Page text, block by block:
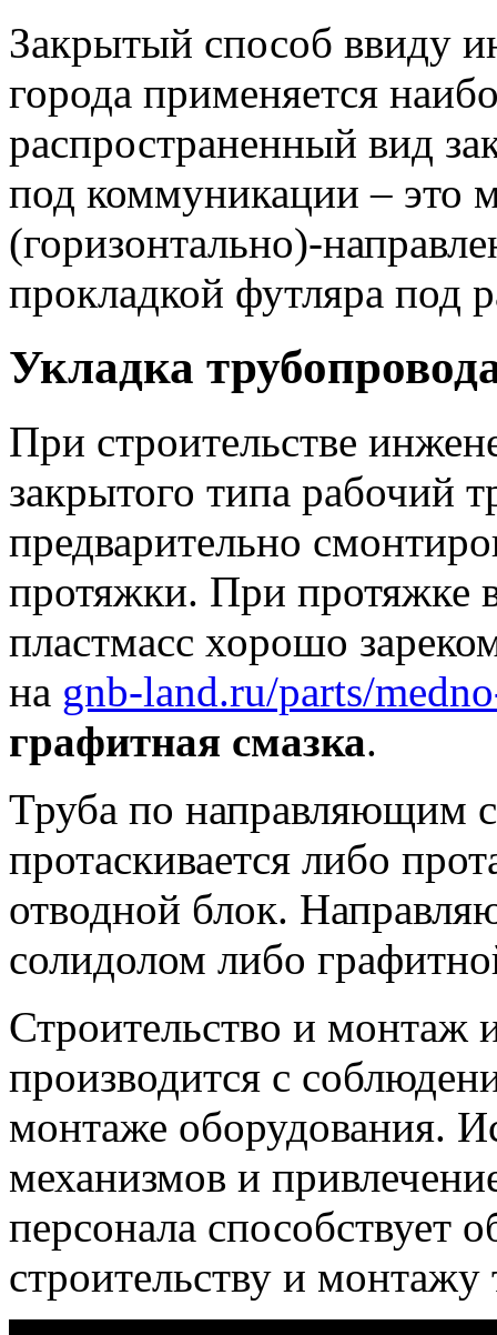
Закрытый способ ввиду
города применяется
распространенный вид
под коммуникации – это
(горизонтально)-
прокладкой футляра под
Укладка
При строительстве
закрытого типа рабочий
предварительно
протяжки. При протяжке
пластмасс хорошо
на gnb-land.ru/parts/
графитная смазка.
Труба по направляющим
протаскивается либо
отводной блок.
солидолом либо
Строительство и монтаж
производится с
монтаже оборудования.
механизмов и
персонала способствует
строительству и